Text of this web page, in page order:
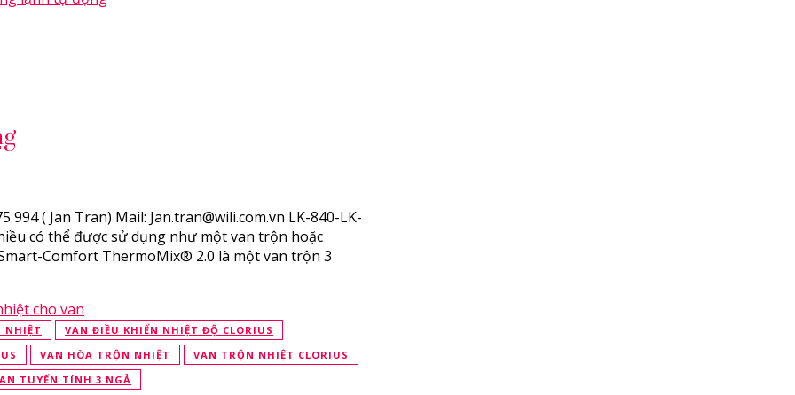
( Jan Tran) Mail: Jan.tran@wili.com.vn LK-840-LK-
có thể được sử dụng như một van trộn hoặc
Comfort ThermoMix® 2.0 là một van trộn 3
NHIỆT
VAN ĐIỀU KHIỂN NHIỆT ĐỘ CLORIUS
VAN HÒA TRỘN NHIỆT
VAN TRỘN NHIỆT CLORIUS
TUYẾN TÍNH 3 NGẢ